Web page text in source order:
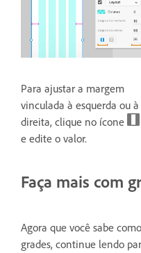
Para ajustar a margem
vinculada à esquerda ou à
direita, clique no ícone
e edite o valor.
Faça mais com
Agora que você sabe
grades, continue lendo